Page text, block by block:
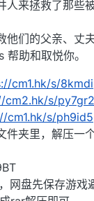
人来拯救了那些
们的父亲、丈
助和取悦你。
cm1.hk/s/
cm2.hk/s/py7gr2
cm1.hk/s/ph9id5
夹里，解压一个
网盘先保存游戏